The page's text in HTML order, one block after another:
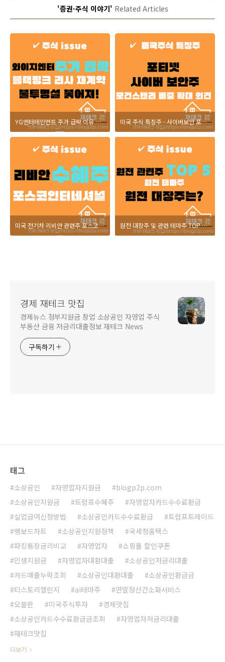
'증권·주식 이야기' Related Articles
YG엔터테인먼트 주가 급락 이유 블랙핑크 리사 재계약 불발설 미국 주식 특징주 - 사이버보안 포티넷 주가 차트
미국 전기차 리비안 관련주 포스코인터 수혜주 부각 원전 대장주 및 관련 테마주 TOP 5 한전산업 일진파워 두산에너빌리티 차트 분석
경제 재테크 맛집
경제뉴스 정부지원금 창업 소상공인 자영업 주식
부동산 금융 저금리대출정보 재테크 News
구독하기
태그
소상공인 자영업자지원금
blogp2p.com
소상공인지원금
트럼프수혜주
자영업자카드수수료환급
실업급여신청방법
소상공인카드수수료환급
트럼프트레이드
뱅보드차트
소상공인지원정책
국세청홈택스
파킹통장금리비교
자영업자
쇼핑몰 할인쿠폰
민생지원금
자영업자대환대출
소상공인저금리대출
카드매출누락조회
소상공인대환대출
소상공인환급금
티스토리챌린지
ai테마주
연말정산간소화서비스
오블완
미국주식투자
경제맛집
소상공인카드수수료환급금조회
자영업자저금리대출
재테크맛집
더보기